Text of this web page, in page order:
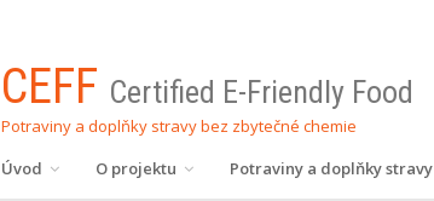
CEFF Certified E-Friendly Food
Potraviny a doplňky stravy bez zbytečné chemie
Úvod
O projektu Potraviny a doplňky stravy